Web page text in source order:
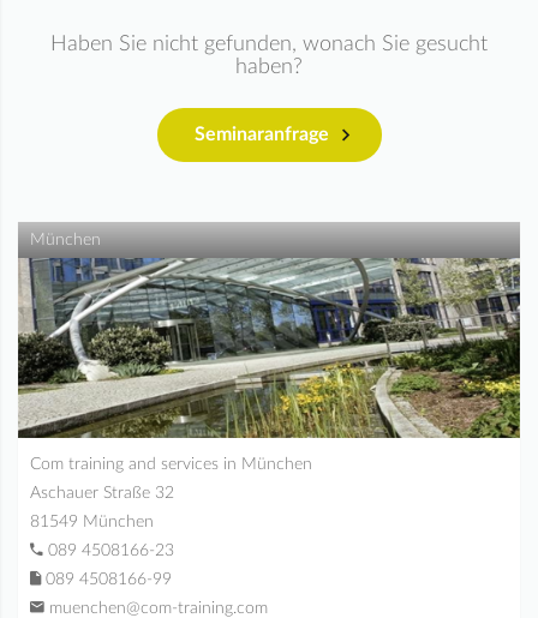
Haben Sie nicht gefunden, wonach Sie gesucht
haben?
Seminaranfrage
München
Com training and services in München
Aschauer Straße 32
81549 München
089 4508166-23
089 4508166-99
muenchen@com-training.com